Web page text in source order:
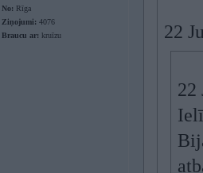
No: Rīga
Ziņojumi: 4076
Braucu ar: kruīzu 22
22